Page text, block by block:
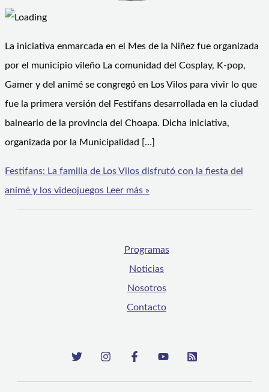
La iniciativa enmarcada en el Mes de la Niñez fue organizada
por el municipio vileño La comunidad del Cosplay, K-pop,
Gamer y del animé se congregó en Los Vilos para vivir lo que
fue la primera versión del Festifans desarrollada en la ciudad
balneario de la provincia del Choapa. Dicha iniciativa,
organizada por la Municipalidad […]
Festifans: La familia de Los Vilos disfrutó con la fiesta del
animé y los videojuegos Leer más »
Programas
Noticias
Nosotros
Contacto